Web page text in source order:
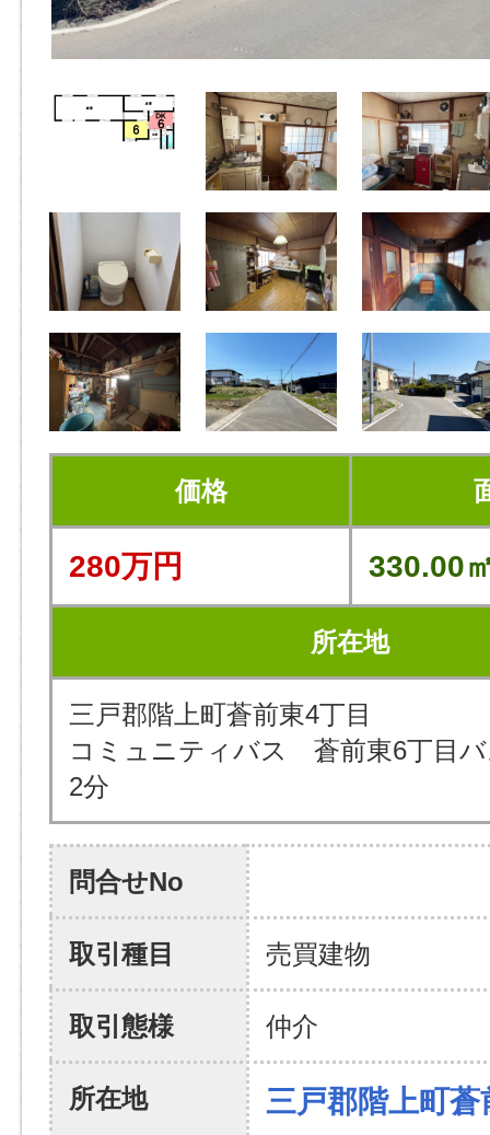
価格
280万円 330.00
所在地
三戸郡階上町蒼前東4丁目
コミュニティバス 蒼前東6丁目
2分
問合せNo
取引種目 売買建物
取引態様 仲介
所在地 三戸郡階上町蒼